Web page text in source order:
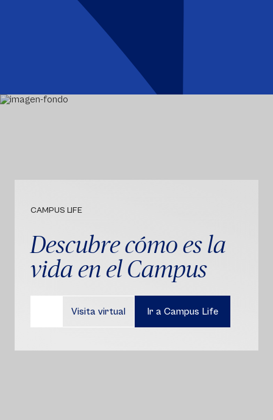
CAMPUS LIFE
Descubre cómo es la
vida en el Campus
Visita virtual Ir a Campus Life